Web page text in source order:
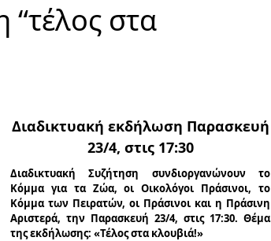
“τέλος στα
Διαδικτυακή εκδήλωση Παρασκευή
23/4, στις 17:30
Διαδικτυακή Συζήτηση συνδιοργανώνουν το
Κόμμα για τα Ζώα, οι Οικολόγοι Πράσινοι, το
Κόμμα των Πειρατών, οι Πράσινοι και η Πράσινη
Αριστερά, την Παρασκευή 23/4, στις 17:30. Θέμα
της εκδήλωσης: «Τέλος στα κλουβιά!»